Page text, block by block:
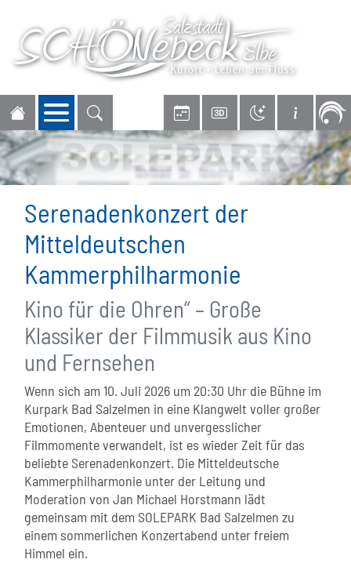
Navigation öffnen
Serenadenkonzert der
Mitteldeutschen
Kammerphilharmonie
Kino für die Ohren“ – Große
Klassiker der Filmmusik aus Kino
und Fernsehen
Wenn sich am 10. Juli 2026 um 20:30 Uhr die Bühne im
Kurpark Bad Salzelmen in eine Klangwelt voller großer
Emotionen, Abenteuer und unvergesslicher
Filmmomente verwandelt, ist es wieder Zeit für das
beliebte Serenadenkonzert. Die Mitteldeutsche
Kammerphilharmonie unter der Leitung und
Moderation von Jan Michael Horstmann lädt
gemeinsam mit dem SOLEPARK Bad Salzelmen zu
einem sommerlichen Konzertabend unter freiem
Himmel ein.